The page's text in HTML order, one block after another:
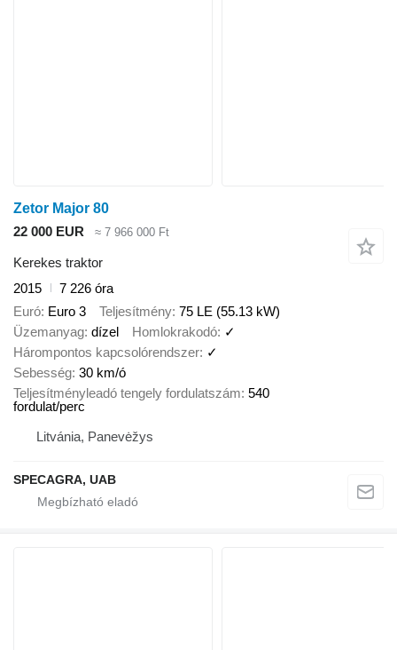
Zetor Major 80
22 000 EUR
≈ 7 966 000 Ft
Kerekes traktor
2015
7 226 óra
Euró Euro 3 Teljesítmény 75 LE (55.13 kW)
Üzemanyag dízel Homlokrakodó ✓
Hárompontos kapcsolórendszer ✓
Sebesség 30 km/ó
Teljesítményleadó tengely fordulatszám 540
fordulat/perc
Litvánia, Panevėžys
SPECAGRA, UAB